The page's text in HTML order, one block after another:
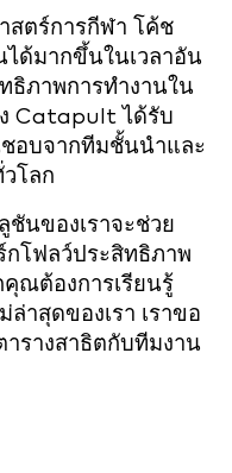
สตร์การกีฬา โค้ช
ด้มากขึ้นในเวลาอัน
ธิภาพการทำงานใน
Catapult ได้รับ
อบจากทีมชั้นนำและ
โลก
นของเราจะช่วย
โฟลว์ประสิทธิภาพ
คุณต้องการเรียนรู้
าสุดของเรา เราขอ
ารางสาธิตกับทีมงาน